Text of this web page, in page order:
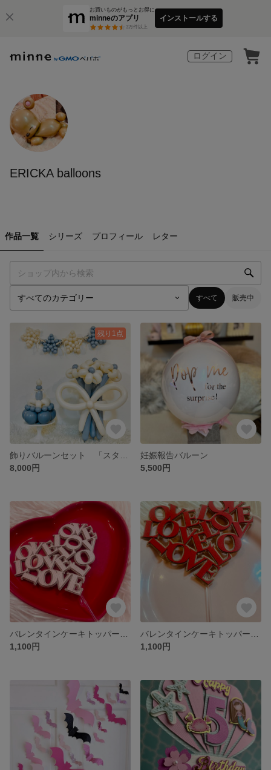
お買いものがもっとお得に
minneのアプリ
3万件以上
インストールする
ログイン
ERICKA balloons
作品一覧 シリーズ プロフィール レター
すべて 販売中
残り1点
8,000円
妊娠報告バルーン
5,500円
1,100円
1,100円